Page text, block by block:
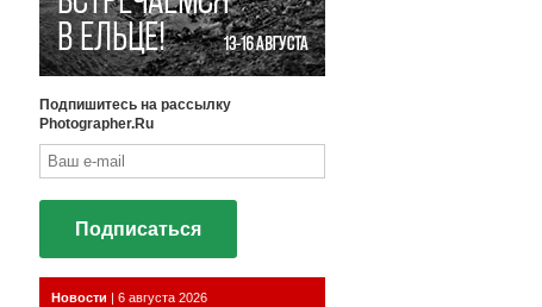
Подпишитесь на рассылку
Photographer.Ru
Подписаться
Новости | 6 августа 2026